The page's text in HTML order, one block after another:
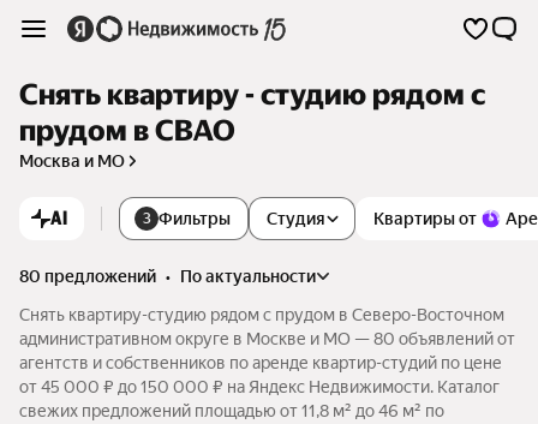
Снять квартиру - студию рядом с
прудом в СВАО
Москва и МО
AI 3 Фильтры Квартиры от
Студия
80 предложений •
по актуальности
Снять квартиру-студию рядом с прудом в Северо-Восточном
административном округе в Москве и МО — 80 объявлений от
агентств и собственников по аренде квартир-студий по цене
от 45 000 ₽ до 150 000 ₽ на Яндекс Недвижимости. Каталог
свежих предложений площадью от 11,8 м² до 46 м² по